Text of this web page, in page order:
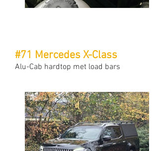
#71 Mercedes X-Class
Alu-Cab hardtop met load bars